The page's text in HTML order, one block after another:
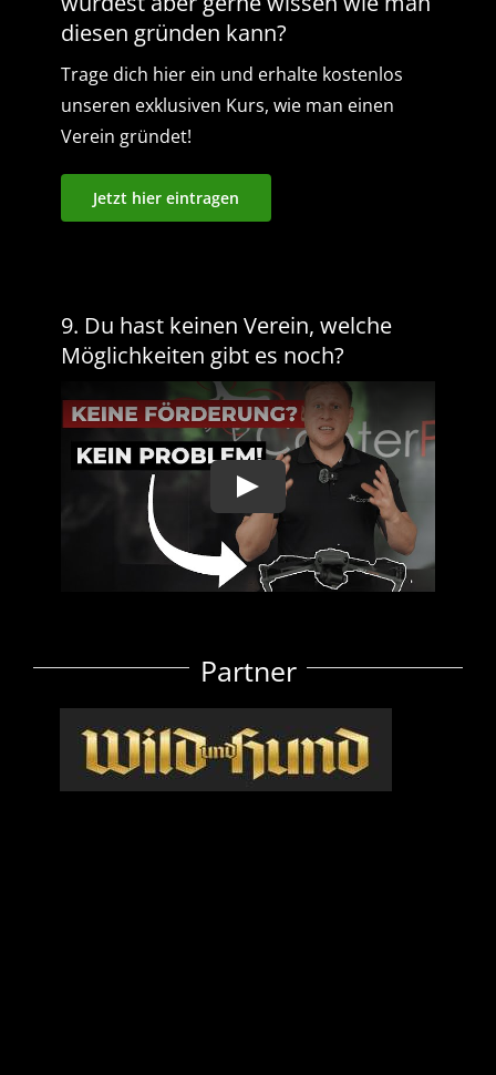
diesen gründen kann?
Trage dich hier ein und erhalte kostenlos
unseren exklusiven Kurs, wie man einen
Verein gründet!
Jetzt hier eintragen
9. Du hast keinen Verein, welche
Möglichkeiten gibt es noch?
Partner